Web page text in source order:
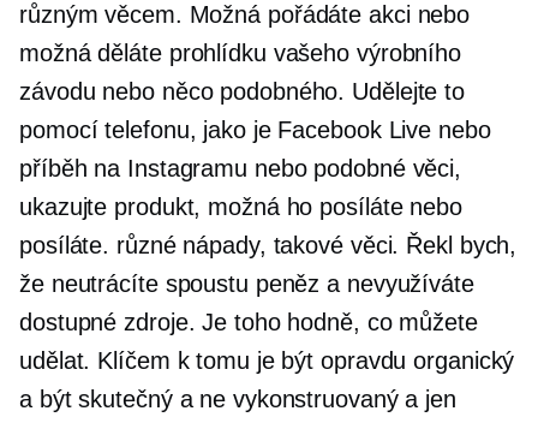
různým věcem. Možná pořádáte akci nebo
možná děláte prohlídku vašeho výrobního
závodu nebo něco podobného. Udělejte to
pomocí telefonu, jako je Facebook Live nebo
příběh na Instagramu nebo podobné věci,
ukazujte produkt, možná ho posíláte nebo
posíláte. různé nápady, takové věci. Řekl bych,
že neutrácíte spoustu peněz a nevyužíváte
dostupné zdroje. Je toho hodně, co můžete
udělat. Klíčem k tomu je být opravdu organický
a být skutečný a ne vykonstruovaný a jen